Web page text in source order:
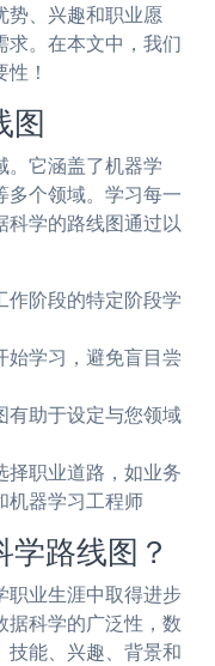
势、兴趣和职业愿
求。在本文中，我们
！
图
。它涵盖了机器学
多个领域。学习每一
科学的路线图通过以
作阶段的特定阶段学
始学习，避免盲目尝
有助于设定与您领域
择职业道路，如业务
机器学习工程师
路线图？
职业生涯中取得进步
据科学的广泛性，数
技能、兴趣、背景和